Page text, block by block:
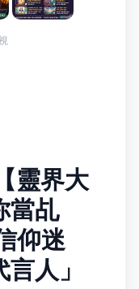
靈界大
當乩
仰迷
人」